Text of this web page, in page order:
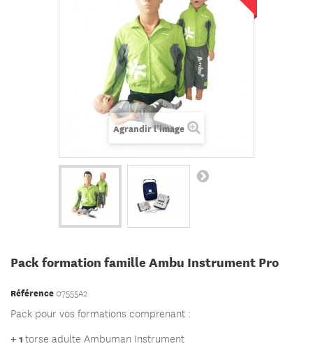
Agrandir l'image
Pack formation famille Ambu Instrument Pro
Référence07555A2
Pack pour vos formations comprenant :
+ 1torse adulte Ambuman Instrument